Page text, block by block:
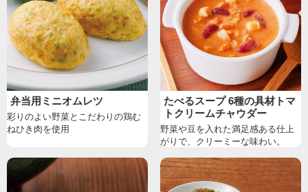
弁当用ミニオムレツ
彩りのよい野菜とこだわりの鶏む
ねひき肉を使用
たべるスープ 6種の具材トマ
トクリームチャウダー
野菜や豆を入れた満足感ある仕上
がりで、クリーミーな味わい。